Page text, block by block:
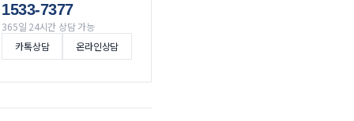
1533-7377
365일 24시간 상담 가능
카톡상담
온라인상담